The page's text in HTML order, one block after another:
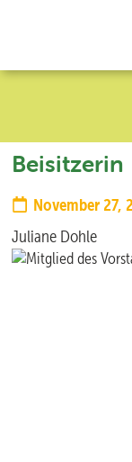
Beisitzerin
November 27,
Juliane Dohle